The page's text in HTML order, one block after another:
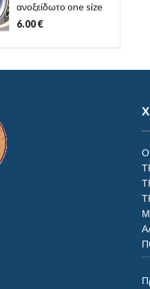
ανοξείδωτο one size
6.00€